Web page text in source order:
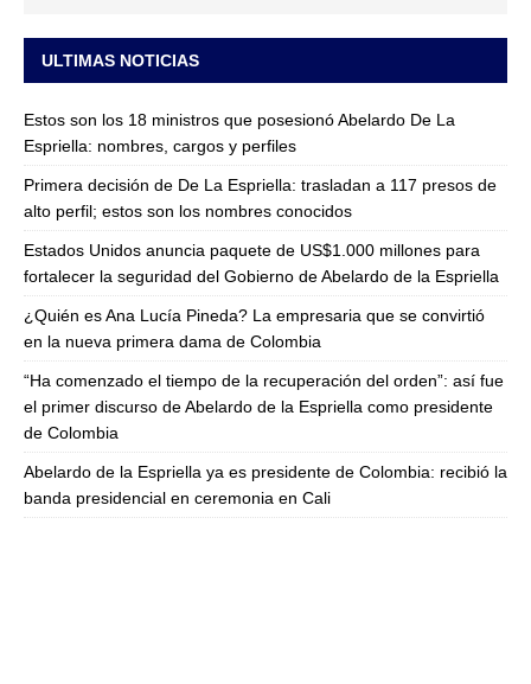
ULTIMAS NOTICIAS
Estos son los 18 ministros que posesionó Abelardo De La
Espriella: nombres, cargos y perfiles
Primera decisión de De La Espriella: trasladan a 117 presos de
alto perfil; estos son los nombres conocidos
Estados Unidos anuncia paquete de US$1.000 millones para
fortalecer la seguridad del Gobierno de Abelardo de la Espriella
¿Quién es Ana Lucía Pineda? La empresaria que se convirtió
en la nueva primera dama de Colombia
“Ha comenzado el tiempo de la recuperación del orden”: así fue
el primer discurso de Abelardo de la Espriella como presidente
de Colombia
Abelardo de la Espriella ya es presidente de Colombia: recibió la
banda presidencial en ceremonia en Cali